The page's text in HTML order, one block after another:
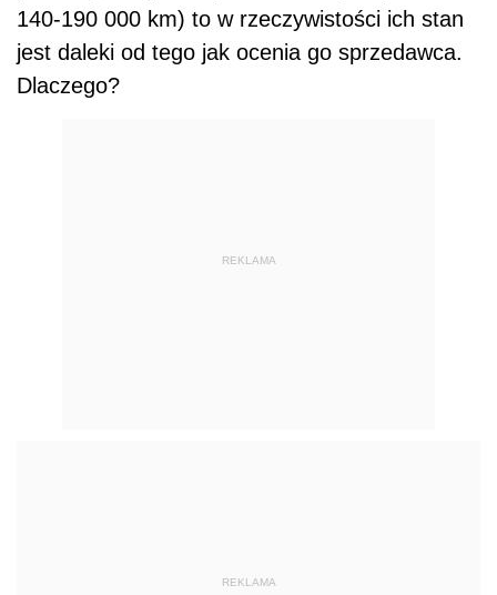
140-190 000 km) to w rzeczywistości ich stan
jest daleki od tego jak ocenia go sprzedawca.
Dlaczego?
REKLAMA
REKLAMA